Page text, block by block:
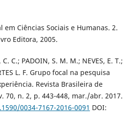
em Ciências Sociais e Humanas. 2.
Editora, 2005.
C.; PADOIN, S. M. M.; NEVES, E. T.;
L. F. Grupo focal na pesquisa
Revista Brasileira de
70, n. 2, p. 443-448, mar./abr. 2017.
0034-7167-2016-0091 DOI: